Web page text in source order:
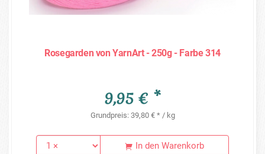
Rosegarden von YarnArt - 250g - Farbe 314
9,95 € *
Grundpreis: 39,80 € * / kg
In den Warenkorb